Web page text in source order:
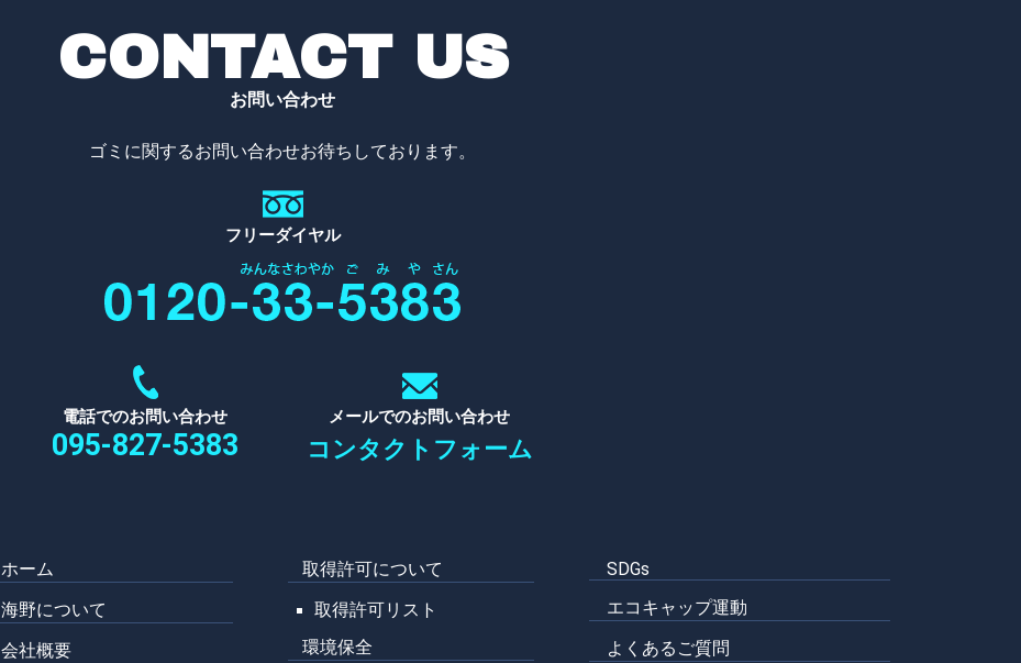
CONTACT US
お問い合わせ
ゴミに関するお問い合わせお待ちしております。
フリーダイヤル
電話でのお問い合わせ
095-827-5383
メールでのお問い合わせ
コンタクトフォーム
ホーム
海野について
会社概要
取得許可について
取得許可リスト
環境保全
SDGs
エコキャップ運動
よくあるご質問